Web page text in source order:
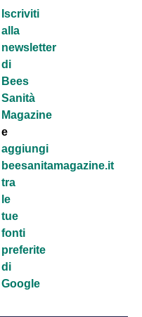
Iscriviti
alla
newsletter
di
Bees
Sanità
Magazine
e
aggiungi
beesanitamagazine.it
tra
le
tue
fonti
preferite
di
Google